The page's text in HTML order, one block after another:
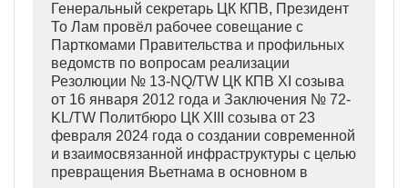
Генеральный секретарь ЦК КПВ, Президент
То Лам провёл рабочее совещание с
Парткомами Правительства и профильных
ведомств по вопросам реализации
Резолюции № 13-NQ/TW ЦК КПВ XI созыва
от 16 января 2012 года и Заключения № 72-
KL/TW Политбюро ЦК XIII созыва от 23
февраля 2024 года о создании современной
и взаимосвязанной инфраструктуры с целью
превращения Вьетнама в основном в